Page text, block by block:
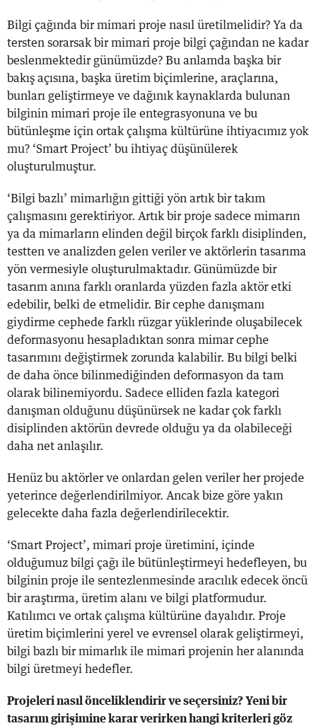
Bilgi çağında bir mimari proje nasıl üretilmelidir? Ya da
tersten sorarsak bir mimari proje bilgi çağından ne kadar
beslenmektedir günümüzde? Bu anlamda başka bir
bakış açısına, başka üretim biçimlerine, araçlarına,
bunları geliştirmeye ve dağınık kaynaklarda bulunan
bilginin mimari proje ile entegrasyonuna ve bu
bütünleşme için ortak çalışma kültürüne ihtiyacımız yok
mu? ‘Smart Project’ bu ihtiyaç düşünülerek
oluşturulmuştur.
‘Bilgi bazlı’ mimarlığın gittiği yön artık bir takım
çalışmasını gerektiriyor. Artık bir proje sadece mimarın
ya da mimarların elinden değil birçok farklı disiplinden,
testten ve analizden gelen veriler ve aktörlerin tasarıma
yön vermesiyle oluşturulmaktadır. Günümüzde bir
tasarım anına farklı oranlarda yüzden fazla aktör etki
edebilir, belki de etmelidir. Bir cephe danışmanı
giydirme cephede farklı rüzgar yüklerinde oluşabilecek
deformasyonu hesapladıktan sonra mimar cephe
tasarımını değiştirmek zorunda kalabilir. Bu bilgi belki
de daha önce bilinmediğinden deformasyon da tam
olarak bilinemiyordu. Sadece elliden fazla kategori
danışman olduğunu düşünürsek ne kadar çok farklı
disiplinden aktörün devrede olduğu ya da olabileceği
daha net anlaşılır.
Henüz bu aktörler ve onlardan gelen veriler her projede
yeterince değerlendirilmiyor. Ancak bize göre yakın
gelecekte daha fazla değerlendirilecektir.
‘Smart Project’, mimari proje üretimini, içinde
olduğumuz bilgi çağı ile bütünleştirmeyi hedefleyen, bu
bilginin proje ile sentezlenmesinde aracılık edecek öncü
bir araştırma, üretim alanı ve bilgi platformudur.
Katılımcı ve ortak çalışma kültürüne dayalıdır. Proje
üretim biçimlerini yerel ve evrensel olarak geliştirmeyi,
bilgi bazlı bir mimarlık ile mimari projenin her alanında
bilgi üretmeyi hedefler.
Projeleri nasıl önceliklendirir ve seçersiniz? Yeni bir
tasarım girişimine karar verirken hangi kriterleri göz